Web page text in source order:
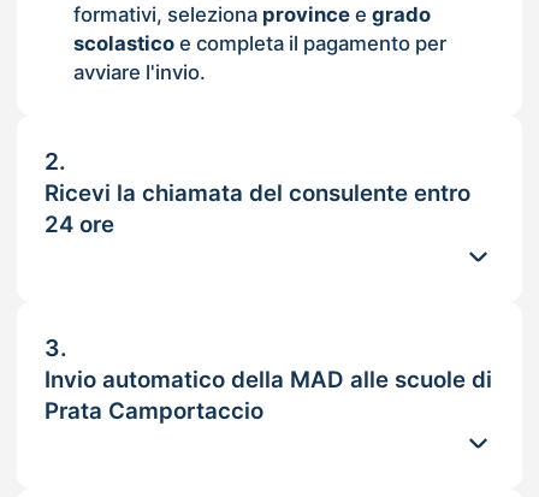
formativi, seleziona provincee grado
scolasticoe completa il pagamento per
avviare l'invio.
2.
Ricevi la chiamata del consulente entro
24 ore
3.
Invio automatico della MAD alle scuole di
Prata Camportaccio